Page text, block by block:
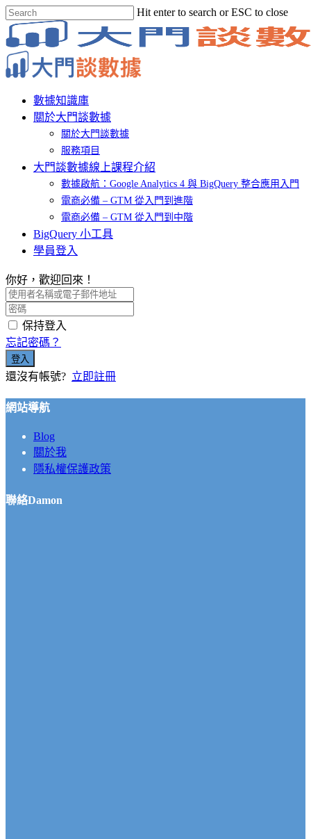
Skip
to
main
content
Hit enter to search or ESC to close
Close
Search
Menu
數據知識庫
關於大門談數據
關於大門談數據
服務項目
大門談數據線上課程介紹
數據啟航：Google Analytics 4 與 BigQuery 整合應用入門
電商必備 – GTM 從入門到進階
電商必備 – GTM 從入門到中階
BigQuery 小工具
學員登入
你好，歡迎回來！
保持登入
忘記密碼？
登入
還沒有帳號? 立即註冊
網站導航
Blog
關於我
隱私權保護政策
聯絡Damon